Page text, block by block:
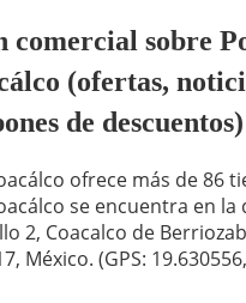
comercial sobre
(ofertas,
de descuentos)
ofrece más de 86
se encuentra en la
2, Coacalco de
México. (GPS: 19.630556,